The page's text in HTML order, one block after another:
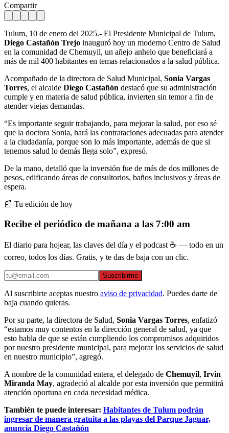
Compartir
Tulum, 10 de enero del 2025.- El Presidente Municipal de Tulum,
Diego Castañón Trejo inauguró hoy un moderno Centro de Salud
en la comunidad de Chemuyil, un añejo anhelo que beneficiará a
más de mil 400 habitantes en temas relacionados a la salud pública.
Acompañado de la directora de Salud Municipal, Sonia Vargas
Torres, el alcalde Diego Castañón destacó que su administración
cumple y en materia de salud pública, invierten sin temor a fin de
atender viejas demandas.
“Es importante seguir trabajando, para mejorar la salud, por eso sé
que la doctora Sonia, hará las contrataciones adecuadas para atender
a la ciudadanía, porque son lo más importante, además de que si
tenemos salud lo demás llega solo”, expresó.
De la mano, detalló que la inversión fue de más de dos millones de
pesos, edificando áreas de consultorios, baños inclusivos y áreas de
espera.
📰 Tu edición de hoy
Recibe el periódico de mañana a las 7:00 am
El diario para hojear, las claves del día y el podcast ☕ — todo en un
correo, todos los días. Gratis, y te das de baja con un clic.
Suscribirme
Al suscribirte aceptas nuestro aviso de privacidad. Puedes darte de
baja cuando quieras.
Por su parte, la directora de Salud, Sonia Vargas Torres, enfatizó
“estamos muy contentos en la dirección general de salud, ya que
esto habla de que se están cumpliendo los compromisos adquiridos
por nuestro presidente municipal, para mejorar los servicios de salud
en nuestro municipio”, agregó.
A nombre de la comunidad entera, el delegado de Chemuyil, Irvin
Miranda May, agradeció al alcalde por esta inversión que permitirá
atención oportuna en cada necesidad médica.
También te puede interesar: Habitantes de Tulum podrán
ingresar de manera gratuita a las playas del Parque Jaguar,
anuncia Diego Castañón